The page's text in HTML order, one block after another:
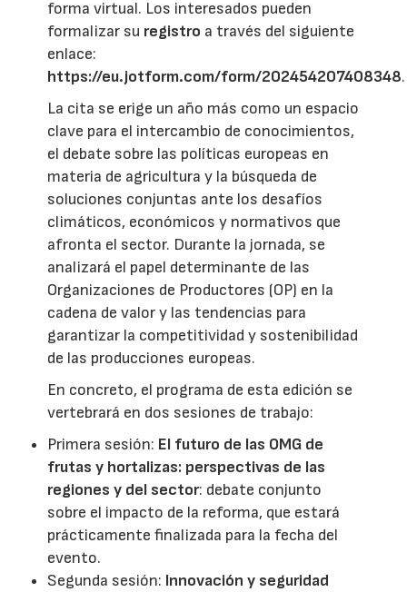
forma virtual. Los interesados pueden
formalizar su registro a través del siguiente
enlace:
https://eu.jotform.com/form/202454207408348.
La cita se erige un año más como un espacio
clave para el intercambio de conocimientos,
el debate sobre las políticas europeas en
materia de agricultura y la búsqueda de
soluciones conjuntas ante los desafíos
climáticos, económicos y normativos que
afronta el sector. Durante la jornada, se
analizará el papel determinante de las
Organizaciones de Productores (OP) en la
cadena de valor y las tendencias para
garantizar la competitividad y sostenibilidad
de las producciones europeas.
En concreto, el programa de esta edición se
vertebrará en dos sesiones de trabajo:
Primera sesión: El futuro de las OMG de
frutas y hortalizas: perspectivas de las
regiones y del sector: debate conjunto
sobre el impacto de la reforma, que estará
prácticamente finalizada para la fecha del
evento.
Segunda sesión: Innovación y seguridad